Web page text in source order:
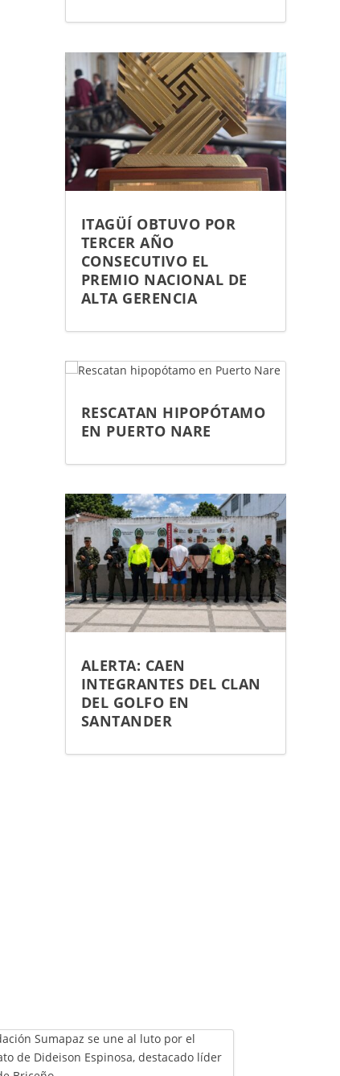
ITAGÜÍ OBTUVO POR
TERCER AÑO
CONSECUTIVO EL
PREMIO NACIONAL DE
ALTA GERENCIA
RESCATAN HIPOPÓTAMO
EN PUERTO NARE
ALERTA: CAEN
INTEGRANTES DEL CLAN
DEL GOLFO EN
SANTANDER